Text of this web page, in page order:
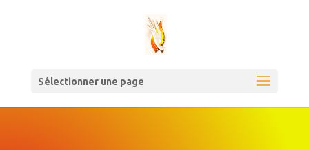
Sélectionner une page